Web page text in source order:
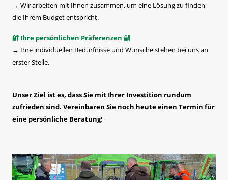
→ Wir arbeiten mit Ihnen zusammen, um eine Lösung zu finden,
die Ihrem Budget entspricht.
🔐 Ihre persönlichen Präferenzen 🔐
→ Ihre individuellen Bedürfnisse und Wünsche stehen bei uns an
erster Stelle.
Unser Ziel ist es, dass Sie mit Ihrer Investition rundum
zufrieden sind. Vereinbaren Sie noch heute einen Termin für
eine persönliche Beratung!